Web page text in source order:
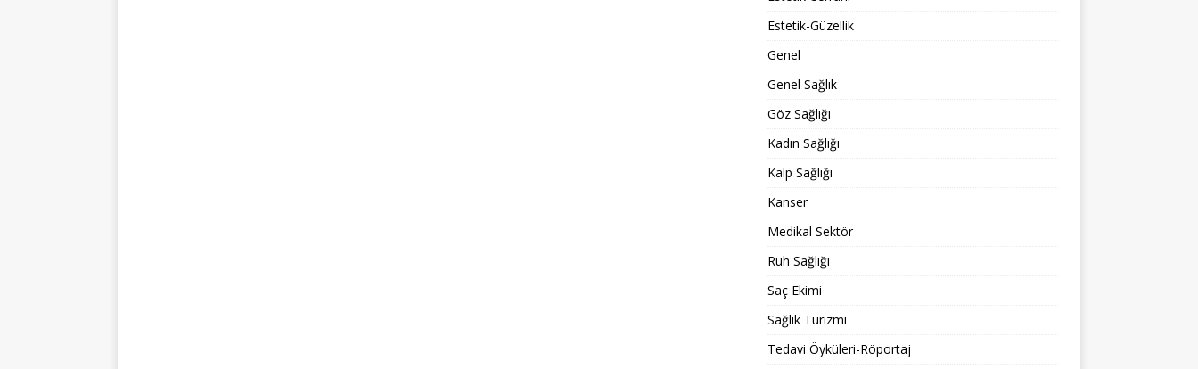
Estetik-Güzellik
Genel
Genel Sağlık
Göz Sağlığı
Kadın Sağlığı
Kalp Sağlığı
Kanser
Medikal Sektör
Ruh Sağlığı
Saç Ekimi
Sağlık Turizmi
Tedavi Öyküleri-Röportaj